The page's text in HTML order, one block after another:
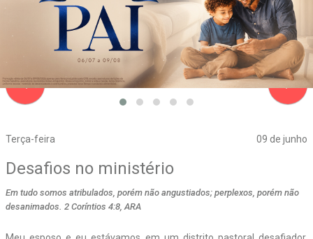
Terça-feira 09 de junho
navigate_before
Desafios no ministério
Em tudo somos atribulados, porém não angustiados; perplexos, porém não
desanimados. 2 Coríntios 4:8, ARA
navigate_next